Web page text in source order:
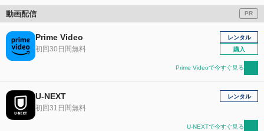
動画配信 PR
Prime Video
初回30日間無料
レンタル
購入
Prime Videoで今すぐ見る
U-NEXT
初回31日間無料
レンタル
U-NEXTで今すぐ見る